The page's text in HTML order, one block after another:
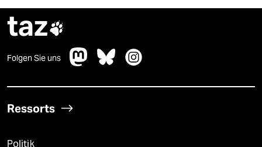
taz
Folgen Sie uns
Ressorts
Politik